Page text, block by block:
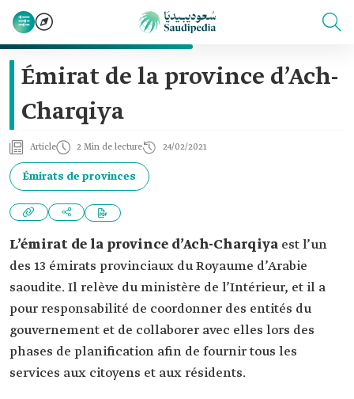
Émirat de la province d’Ach-
Charqiya
Article 2 Min de lecture 24/02/2021
Émirats de provinces
L’émirat de la province d’Ach-Charqiya est l’un
des 13 émirats provinciaux du Royaume d’Arabie
saoudite. Il relève du ministère de l’Intérieur, et il a
pour responsabilité de coordonner des entités du
gouvernement et de collaborer avec elles lors des
phases de planification afin de fournir tous les
services aux citoyens et aux résidents.